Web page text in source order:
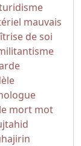
mauvais
de soi
mort mot